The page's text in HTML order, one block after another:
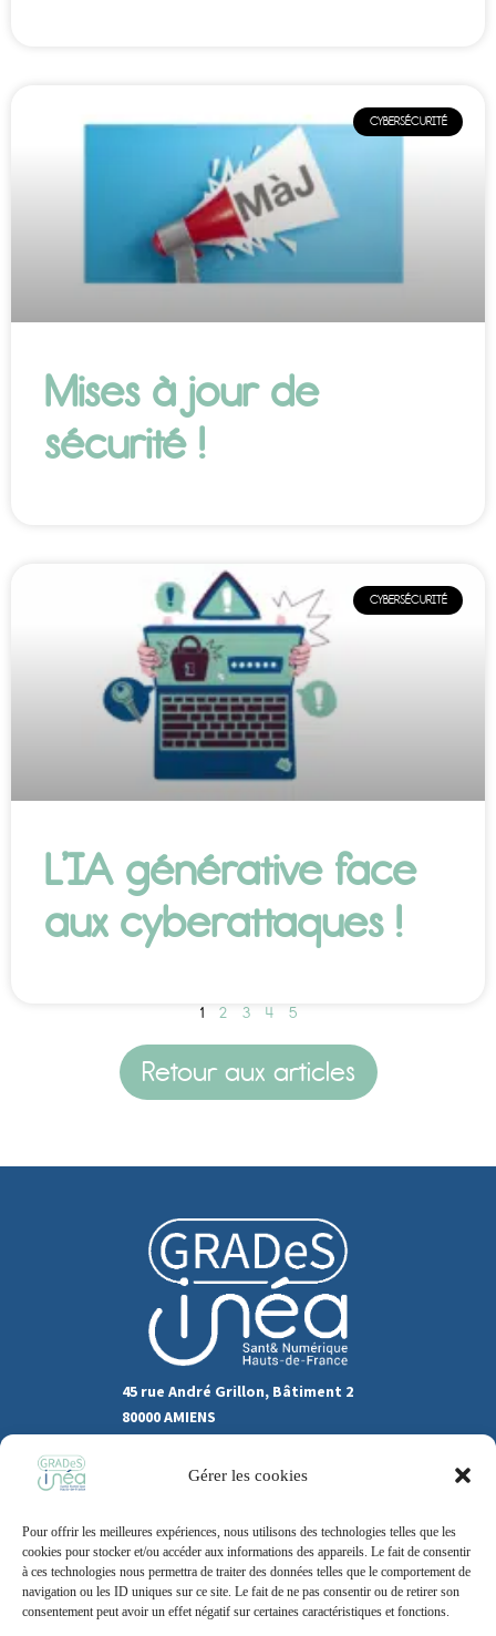
Gérer les cookies
Pour offrir les meilleures expériences, nous utilisons des technologies telles que les
cookies pour stocker et/ou accéder aux informations des appareils. Le fait de consentir
à ces technologies nous permettra de traiter des données telles que le comportement de
navigation ou les ID uniques sur ce site. Le fait de ne pas consentir ou de retirer son
consentement peut avoir un effet négatif sur certaines caractéristiques et fonctions.
CYBERSÉCURITÉ
Mises à jour de
sécurité !
CYBERSÉCURITÉ
L’IA générative face
aux cyberattaques !
1 2 3 4 5
Retour aux articles
45 rue André Grillon, Bâtiment 2
80000 AMIENS
Recrutement
Support
Contact